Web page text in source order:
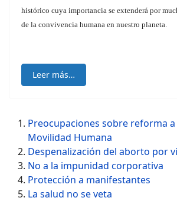
histórico cuya importancia se extenderá por
de la convivencia humana en nuestro planeta.
Leer más…
Preocupaciones sobre reforma
Movilidad Humana
Despenalización del aborto por
No a la impunidad corporativa
Protección a manifestantes
La salud no se veta